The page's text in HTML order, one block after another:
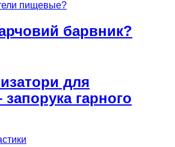
барвник?
для
гарного